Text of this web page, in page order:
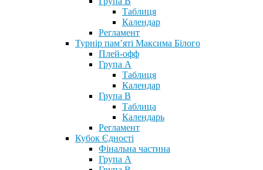
Таблиця
Календар
Регламент
Турнір пам’яті Максима Білого
Плей-офф
Група А
Таблиця
Календар
Група В
Таблица
Календарь
Регламент
Кубок Єдності
Фінальна частина
Група А